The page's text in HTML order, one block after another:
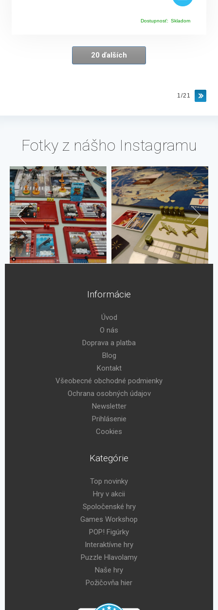
Dostupnosť: Skladom
20 ďalších
1/21
Fotky z nášho Instagramu
Informácie
Úvod
O nás
Doprava a platba
Blog
Kontakt
Všeobecné obchodné podmienky
Ochrana osobných údajov
Newsletter
Prihlásenie
Cookies
Kategórie
Top novinky
Hry v akcii
Spoločenské hry
Games Workshop
POP! Figúrky
Interaktívne hry
Puzzle Hlavolamy
Naše hry
Požičovňa hier